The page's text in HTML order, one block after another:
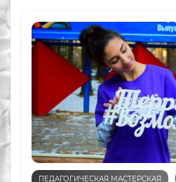
ПЕДАГОГИЧЕСКАЯ МАСТЕРСКАЯ